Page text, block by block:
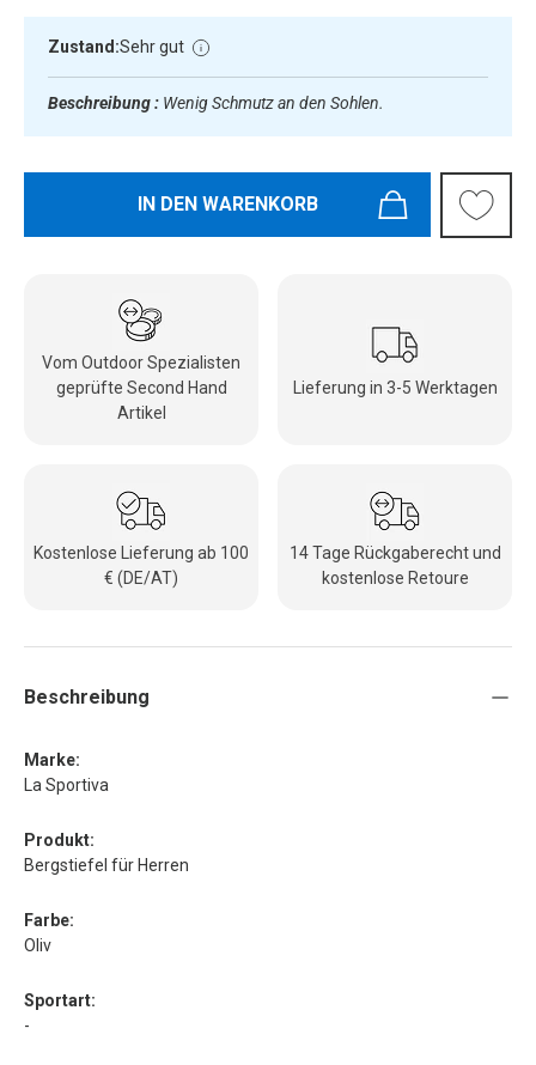
Zustand:Sehr gut
Beschreibung : Wenig Schmutz an den Sohlen.
IN DEN WARENKORB
Vom Outdoor Spezialisten
geprüfte Second Hand
Artikel
Lieferung in 3-5 Werktagen
Kostenlose Lieferung ab 100
€ (DE/AT)
14 Tage Rückgaberecht und
kostenlose Retoure
Beschreibung
Marke:
La Sportiva
Produkt:
Bergstiefel für Herren
Farbe:
Oliv
Sportart:
-